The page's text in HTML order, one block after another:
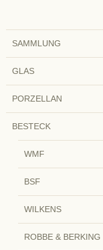
SAMMLUNG
GLAS
PORZELLAN
BESTECK
WMF
BSF
WILKENS
ROBBE & BERKING